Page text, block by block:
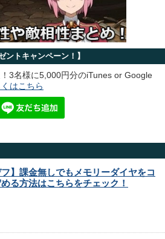
ントキャンペーン！】
3名様に5,000円分のiTunes or Google
はこちら
フ】課金無しでもメモリーダイヤをコ
る方法はこちらをチェック！